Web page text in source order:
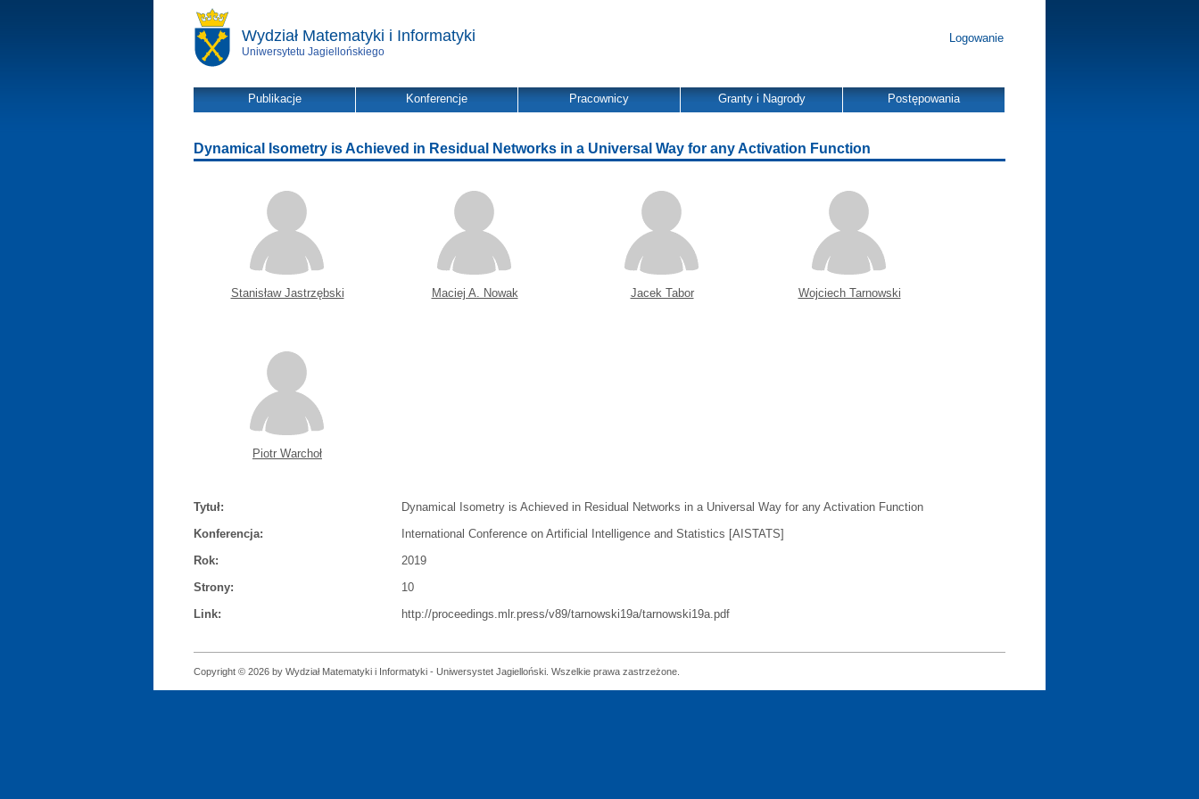
Wydział Matematyki i Informatyki
Uniwersytetu Jagiellońskiego
Logowanie
Publikacje Konferencje Pracownicy Granty i Nagrody Postępowania
Dynamical Isometry is Achieved in Residual Networks in a Universal Way for any Activation Function
Stanisław Jastrzębski Maciej A. Nowak Jacek Tabor Wojciech Tarnowski
Piotr Warchoł
Tytuł:
Dynamical Isometry is Achieved in Residual Networks in a Universal Way for any Activation Function
Konferencja:
International Conference on Artificial Intelligence and Statistics [AISTATS]
Rok:
2019
Strony:
10
Link:
http://proceedings.mlr.press/v89/tarnowski19a/tarnowski19a.pdf
Copyright © 2026 by Wydział Matematyki i Informatyki - Uniwersystet Jagielloński. Wszelkie prawa zastrzeżone.